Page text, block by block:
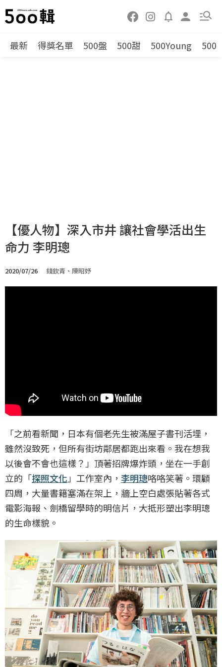
最新 得獎名單 500盤 500甜 500Young 500
【優人物】深入市井 讓社會學活出生
命力 李明璁
2020/07/26 錢欽青、陳昭妤
「之前看新聞，日本有個老先生被滿屋子書刊活埋，
雖然沒致死，但所有街坊鄰居都跑出來看。我在想我
以後會不會也這樣？」頂著招牌爆炸頭，坐在一手創
立的「探照文化 」工作室內， 李明璁咯咯笑著。環顧
四周，大量書籍塞滿在架上，牆上空白處張貼著各式
電影海報、劍橋留學時的明信片，大抵形塑出李明璁
的生命樣貌。